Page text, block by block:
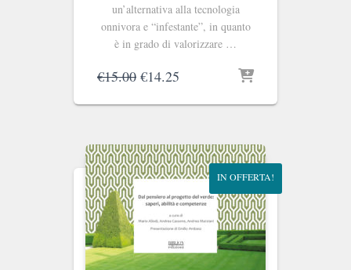
un’alternativa alla tecnologia
onnivora e “infestante”, in quanto
è in grado di valorizzare …
€15.00 Il
originale
€15.00.
€14.25
attuale
€14.25.
IN OFFERTA!